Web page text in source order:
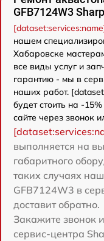
GFB7124W3 Sharp
нашем
Хабаровске
все виды услуг и
гарантию - мы в
наших работ.
будет стоить на -
сайте через звонок
выполняется на
габаритного
таких случаях
GFB7124W3 в
доставит обратно.
Закажите звонок
сервис-центра